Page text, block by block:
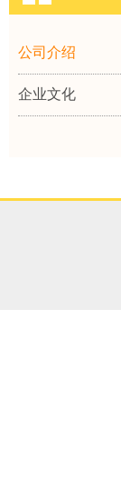
公司介绍
企业文化